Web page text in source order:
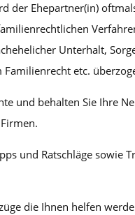
der Ehepartner(in)
Unterhalt,
Familienrecht etc.
und behalten Sie Ihre
und Ratschläge sowie
die Ihnen helfen